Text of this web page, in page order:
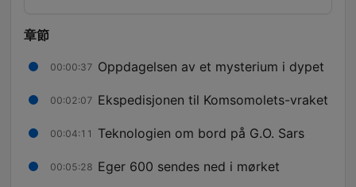
章節
00:00:37 Oppdagelsen av et mysterium i dypet
00:02:07 Ekspedisjonen til Komsomolets-vraket
00:04:11 Teknologien om bord på G.O. Sars
00:05:28 Eger 600 sendes ned i mørket